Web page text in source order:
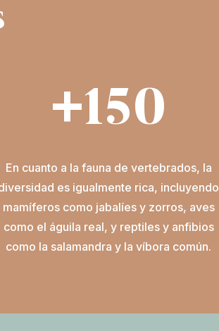
+150
En cuanto a la fauna de vertebrados, la
es igualmente rica, incluyendo
mamíferos como jabalíes y zorros, aves
como el águila real, y reptiles y anfibios
como la salamandra y la víbora común.